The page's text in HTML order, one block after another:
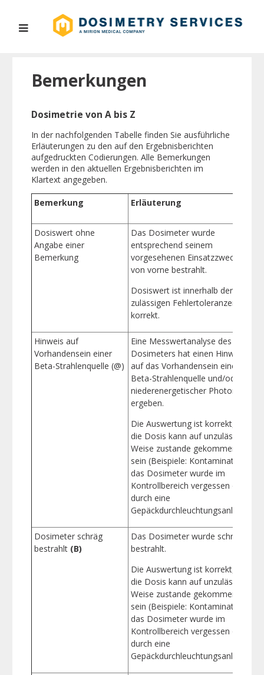
Bemerkungen
Dosimetrie von A bis Z
In der nachfolgenden Tabelle finden Sie ausführliche
Erläuterungen zu den auf den Ergebnisberichten
aufgedruckten Codierungen. Alle Bemerkungen
werden in den aktuellen Ergebnisberichten im
Klartext angegeben.
Bemerkung Erläuterung
Dosiswert ohne
Angabe einer
Bemerkung
Das Dosimeter wurde
entsprechend seinem
vorgesehenen Einsatzzweck
von vorne bestrahlt.
Dosiswert ist innerhalb der
zulässigen Fehlertoleranzen
korrekt.
Hinweis auf
Vorhandensein einer
Beta-Strahlenquelle (@)
Eine Messwertanalyse des
Dosimeters hat einen Hinweis
auf das Vorhandensein einer
Beta-Strahlenquelle und/oder
niederenergetischer Photonen
ergeben.
Die Auswertung ist korrekt, aber
die Dosis kann auf unzulässige
Weise zustande gekommen
sein (Beispiele: Kontamination,
das Dosimeter wurde im
Kontrollbereich vergessen oder
durch eine
Gepäckdurchleuchtungsanlage).
Dosimeter schräg
bestrahlt (B)
Das Dosimeter wurde schräg
bestrahlt.
Die Auswertung ist korrekt, aber
die Dosis kann auf unzulässige
Weise zustande gekommen
sein (Beispiele: Kontamination,
das Dosimeter wurde im
Kontrollbereich vergessen oder
durch eine
Gepäckdurchleuchtungsanlage).